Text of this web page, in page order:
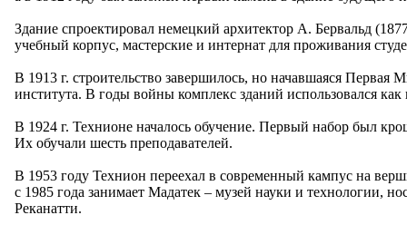
Здание спроектировал немецкий архитектор А. Бервальд
учебный корпус, мастерские и интернат для проживания
В 1913 г. строительство завершилось, но начавшаяся Первая
института. В годы войны комплекс зданий использовался как
В 1924 г. Технионе началось обучение. Первый набор был
Их обучали шесть преподавателей.
В 1953 году Технион переехал в современный кампус на
с 1985 года занимает Мадатек – музей науки и технологии,
Реканатти.